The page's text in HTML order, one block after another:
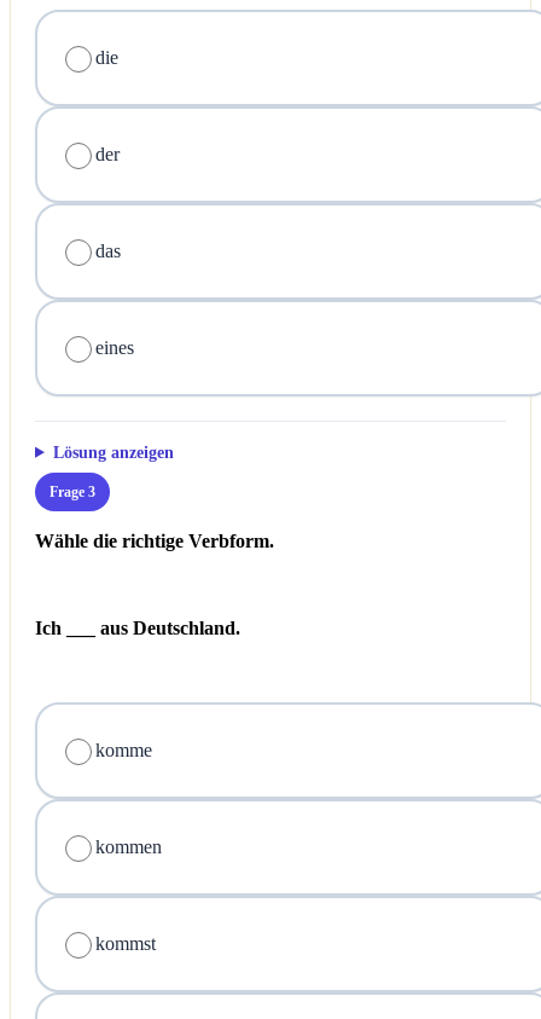
die
der
das
eines
Lösung anzeigen
Frage 3
Wähle die richtige Verbform.
Ich ___ aus Deutschland.
komme
kommen
kommst